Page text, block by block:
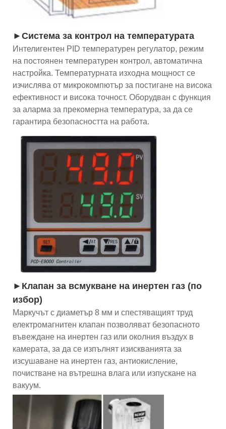
►Система за контрол на температурата
Интелигентен PID температурен регулатор, режим
на постоянен температурен контрол, автоматична
настройка. Температурната изходна мощност се
изчислява от микрокомпютър за постигане на висока
ефективност и висока точност. Оборудван с функция
за аларма за прекомерна температура, за да се
гарантира безопасността на работа.
►Клапан за всмукване на инертен газ (по
избор)
Маркучът с диаметър 8 мм и спестяващият труд
електромагнитен клапан позволяват безопасното
въвеждане на инертен газ или околния въздух в
камерата, за да се изпълнят изискванията за
изсушаване на инертен газ, антиокисление,
почистване на вътрешна влага или изпускане на
вакуум.